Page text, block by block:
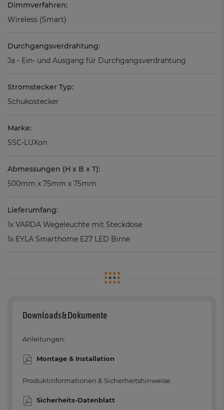
Dimmverfahren:
Wireless (Smart)
Durchgangsverdrahtung:
Ja - Ein- und Ausgang für Durchgangsverdrahtung
Stromstecker Typ:
Schukostecker
Marke:
SSC-LUXon
Abmessungen (H x B x T):
500mm x 75mm x 75mm
Lieferumfang:
1x VARDA Wegeleuchte mit Steckdose
1x EYLA Smarthome E27 LED Birne
Downloads & Dokumente
Anleitungen:
Montage & Installation
Produktinformationen & Sicherheitshinweise:
Sicherheits-Datenblatt